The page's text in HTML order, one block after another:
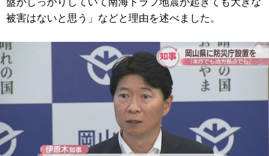
被害はないと思う」などと理由を述べました。